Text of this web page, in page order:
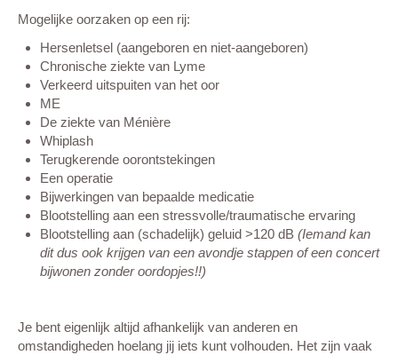
Mogelijke oorzaken op een rij:
Hersenletsel (aangeboren en niet-aangeboren)
Chronische ziekte van Lyme
Verkeerd uitspuiten van het oor
ME
De ziekte van Ménière
Whiplash
Terugkerende oorontstekingen
Een operatie
Bijwerkingen van bepaalde medicatie
Blootstelling aan een stressvolle/traumatische ervaring
Blootstelling aan (schadelijk) geluid >120 dB (Iemand kan
dit dus ook krijgen van een avondje stappen of een concert
bijwonen zonder oordopjes!!)
Je bent eigenlijk altijd afhankelijk van anderen en
omstandigheden hoelang jij iets kunt volhouden. Het zijn vaak